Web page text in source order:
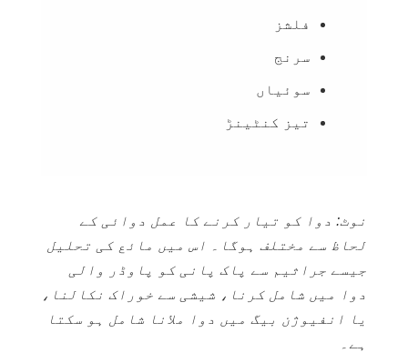
فلشز
سرنج
سوئیاں
تیز کنٹینڑ
نوٹ: دوا کو تیار کرنے کا عمل دوائی کے
لحاظ سے مختلف ہوگا۔ اس میں مائع کی تحلیل
جیسے جراثیم سے پاک پانی کو پاوڈر والی
دوا میں شامل کرنا، شیشی سے خوراک نکالنا،
یا انفیوژن بیگ میں دوا ملانا شامل ہو سکتا
ہے۔